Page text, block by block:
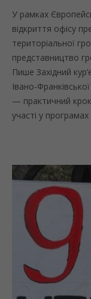
У рамках
відкриття офісу
територіальної
представництво
Пише Західний
Івано-
— практичний крок
участі у